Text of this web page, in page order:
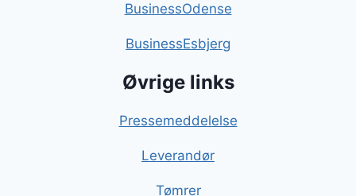
BusinessOdense
BusinessEsbjerg
Øvrige links
Pressemeddelelse
Leverandør
Tømrer